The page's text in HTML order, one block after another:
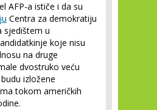
AFP-a ističe i da su
Centra za demokratiju
sjedištem u
koje nisu
na druge
dvostruko veću
izložene
tokom američkih